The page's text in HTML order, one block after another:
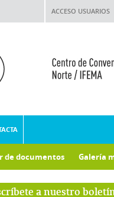
ACCESO USUARIOS
de documentos Galería
a nuestro